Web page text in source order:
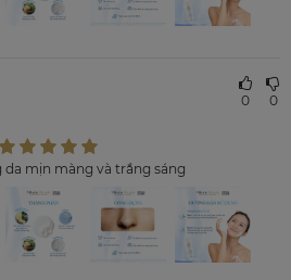
da mịn màng và trắng sáng
0 0